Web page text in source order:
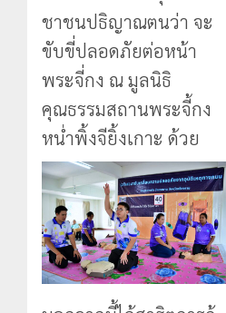
ชาชนปธิญาณตนว่า จะ
ขับขี่ปลอดภัยต่อหน้า
พระจี่กง ณ มูลนิธิ
คุณธรรมสถานพระจี้กง
หน่ำพิ้งจียิ้งเกาะ ด้วย